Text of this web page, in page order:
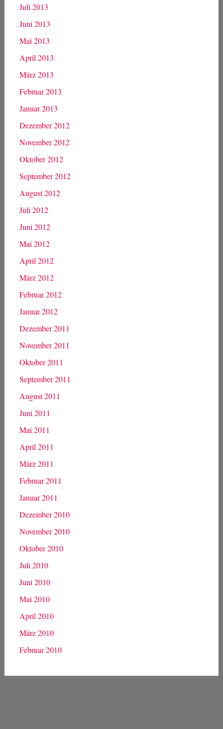
Februar 2014
Januar 2014
Dezember 2013
November 2013
Oktober 2013
September 2013
August 2013
Juli 2013
Juni 2013
Mai 2013
April 2013
März 2013
Februar 2013
Januar 2013
Dezember 2012
November 2012
Oktober 2012
September 2012
August 2012
Juli 2012
Juni 2012
Mai 2012
April 2012
März 2012
Februar 2012
Januar 2012
Dezember 2011
November 2011
Oktober 2011
September 2011
August 2011
Juni 2011
Mai 2011
April 2011
März 2011
Februar 2011
Januar 2011
Dezember 2010
November 2010